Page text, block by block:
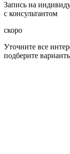
Запись на
с консультантом
скоро
Уточните все
подберите